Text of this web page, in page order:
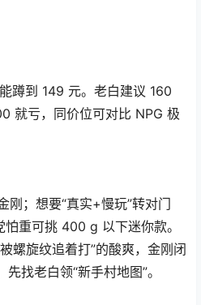
蹲到 149 元。老白建议 160
就亏，同价位可对比 NPG 极
刚；想要“真实+慢玩”转对门
重可挑 400 g 以下迷你款。
螺旋纹追着打”的酸爽，金刚闭
找老白领“新手村地图”。